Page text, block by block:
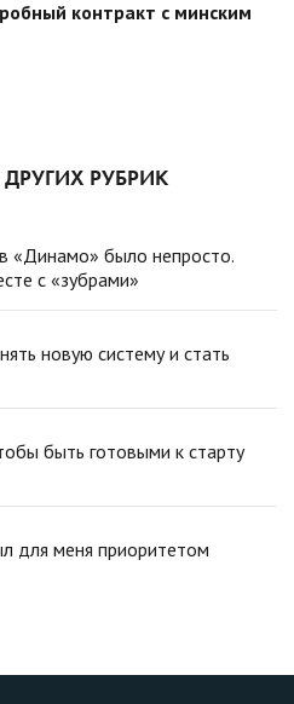
контракт с минским
РУБРИК
«Динамо» было непросто.
с «зубрами»
новую систему и стать
быть готовыми к старту
для меня приоритетом